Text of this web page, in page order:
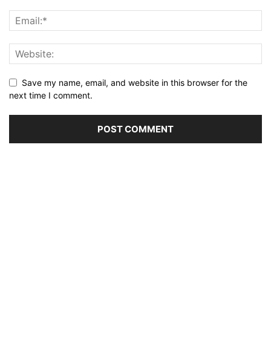
Save my name, email, and website in this browser for the
next time I comment.